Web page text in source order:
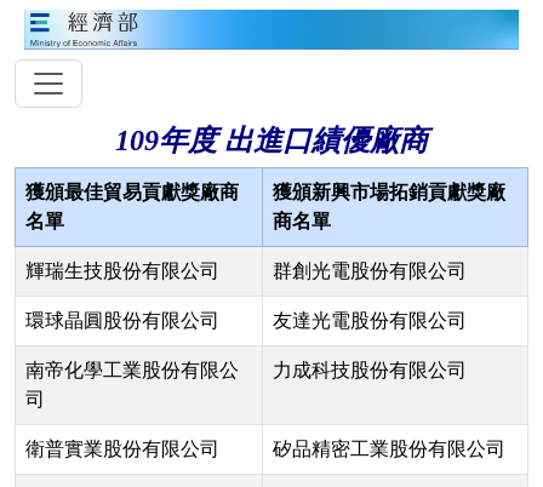
109年度 出進口績優廠商
獲頒最佳貿易貢獻獎廠商
名單
獲頒新興市場拓銷貢獻獎廠
商名單
輝瑞生技股份有限公司 群創光電股份有限公司
環球晶圓股份有限公司 友達光電股份有限公司
南帝化學工業股份有限公
司
力成科技股份有限公司
衛普實業股份有限公司 矽品精密工業股份有限公司